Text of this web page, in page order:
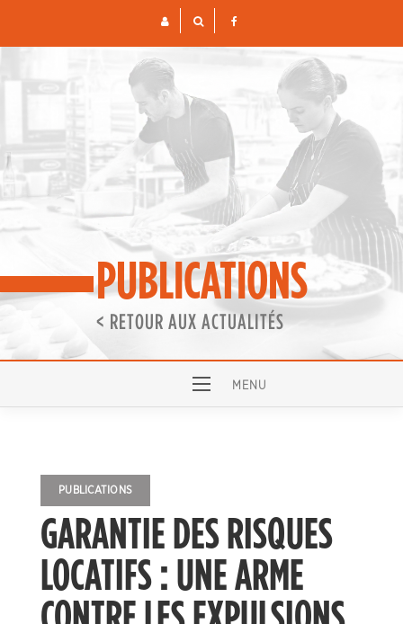
PUBLICATIONS
< RETOUR AUX ACTUALITÉS
PUBLICATIONS
GARANTIE DES RISQUES
LOCATIFS : UNE ARME